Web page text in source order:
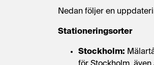
Nedan följer en
Stationeringsorter
Stockholm: